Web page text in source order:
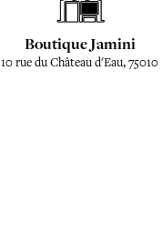
Boutique Jamini
10 rue du Château d'Eau, 75010